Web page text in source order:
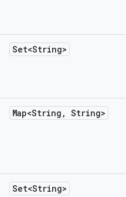
Set<String>
Map<String , String>
Set<String>